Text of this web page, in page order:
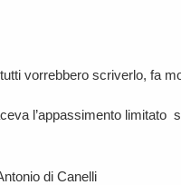
vorrebbero scriverlo, fa
l’appassimento limitato
di Canelli